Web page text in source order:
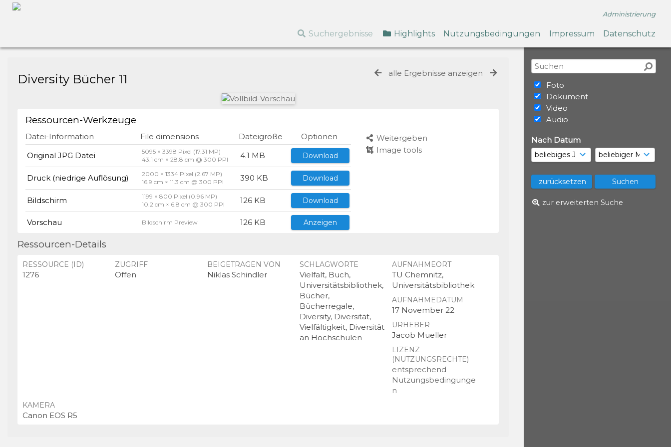
Administrierung
Suchergebnisse Highlights Nutzungsbedingungen Impressum Datenschutz
Foto
Dokument
Video
Audio
Nach Datum
zur erweiterten Suche
alle Ergebnisse anzeigen
Diversity Bücher 11
Ressourcen-Werkzeuge
Datei-Information File dimensions Dateigröße
Optionen
Original JPG Datei
5095 × 3398 Pixel (17.31 MP)
43.1 cm × 28.8 cm @ 300 PPI
4.1 MB Download
Druck (niedrige Auflösung)
2000 × 1334 Pixel (2.67 MP)
16.9 cm × 11.3 cm @ 300 PPI
390 KB Download
Bildschirm
1199 × 800 Pixel (0.96 MP)
10.2 cm × 6.8 cm @ 300 PPI
126 KB Download
Vorschau Bildschirm Preview 126 KB Anzeigen
Weitergeben
Image tools
Ressourcen-Details
RESSOURCE (ID)
1276
ZUGRIFF
Offen
BEIGETRAGEN VON
Niklas Schindler
SCHLAGWORTE
Vielfalt, Buch,
Universitätsbibliothek,
Bücher,
Bücherregale,
Diversity, Diversität,
Vielfältigkeit, Diversität
an Hochschulen
AUFNAHMEORT
TU Chemnitz,
Universitätsbibliothek
AUFNAHMEDATUM
17 November 22
URHEBER
Jacob Mueller
LIZENZ
(NUTZUNGSRECHTE)
entsprechend
Nutzungsbedingunge
n
KAMERA
Canon EOS R5